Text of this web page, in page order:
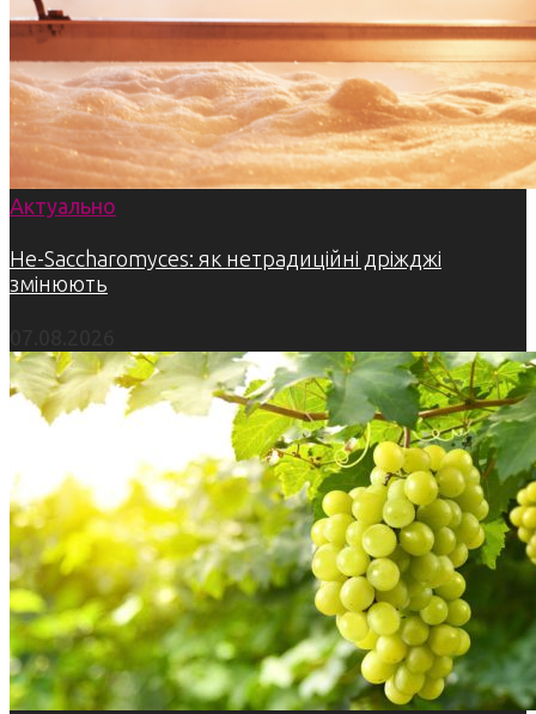
Актуально
Не-Saccharomyces: як нетрадиційні дріжджі
змінюють